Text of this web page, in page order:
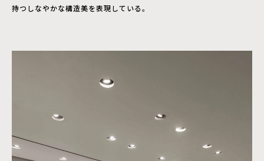
持つしなやかな構造美を表現している。